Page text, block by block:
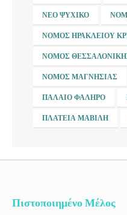
ΝΈΟ ΨΥΧΙΚΌ
ΝΟΜΌΣ ΗΡΑΚΛΕΊΟΥ
ΝΟΜΌΣ
ΝΟΜΌΣ ΜΑΓΝΗΣΊΑΣ
ΠΑΛΑΙΌ ΦΆΛΗΡΟ
ΠΛΑΤΕΊΑ ΜΑΒΊΛΗ
Πιστοποιημένο Μέλος